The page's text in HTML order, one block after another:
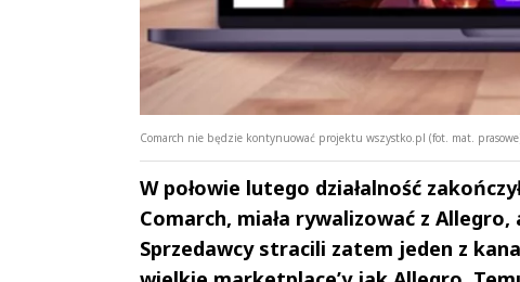
Comarch nie będzie kontynuować projektu wszystko.pl (fot. mat.
W połowie lutego działalność
Comarch, miała rywalizować z
Sprzedawcy stracili zatem jeden z